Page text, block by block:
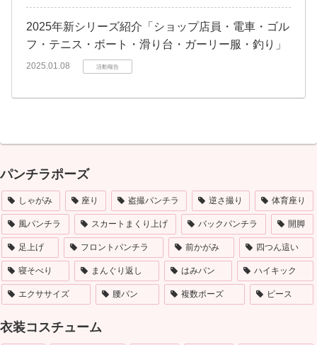
2025年新シリーズ紹介「ショップ店員・電車・ゴル
フ・テニス・ボート・滑り台・ガーリー服・釣り」
2025.01.08 活動報告
パンチラポーズ
しゃがみ 座り 盗撮パンチラ 逆さ撮り 体育座り
風パンチラ スカートまくり上げ バックパンチラ 開脚
足上げ フロントパンチラ 前かがみ 四つん這い
寝そべり まんぐり返し はみパン ハイキック
エクササイズ 腰パン 複数ポーズ ピース
衣装コスチューム